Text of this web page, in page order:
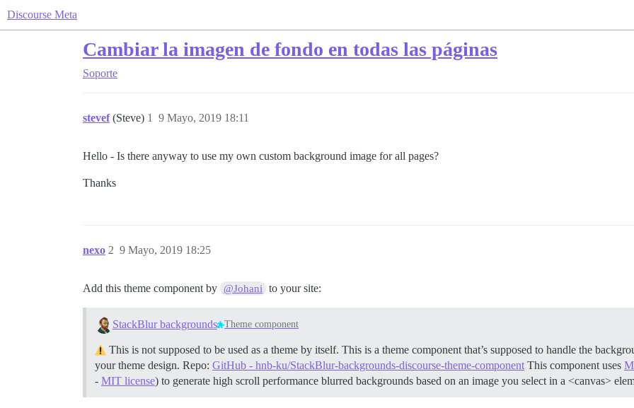
Discourse Meta
Cambiar la imagen de fondo en todas las páginas
Soporte
stevef (Steve) 9 Mayo, 2019 18:11
1
Hello - Is there anyway to use my own custom background image for all pages?
Thanks
nexo 9 Mayo, 2019 18:25
2
Add this theme component by @Johani to your site:
StackBlur backgrounds Theme component
This is not supposed to be used as a theme by itself. This is a theme component that’s supposed to handle the
your theme design. Repo: GitHub - hnb-ku/StackBlur-backgrounds-discourse-theme-component This component uses
- MIT license) to generate high scroll performance blurred backgrounds based on an image you select in a <canvas>